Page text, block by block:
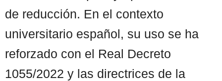
de reducción. En el contexto
universitario español, su uso se ha
reforzado con el Real Decreto
1055/2022 y las directrices de la